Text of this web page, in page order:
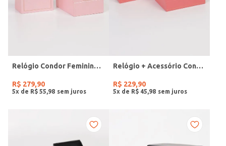
Relógio Condor Feminino DOURADO
R$ 279,90
5x de R$ 55 98
Relógio + Acessório Condor Feminino PRATA
R$ 229,90
5x de R$ 45 98